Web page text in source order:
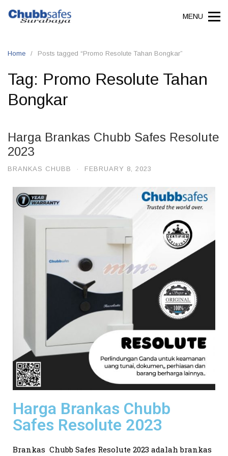
MENU
Home Posts tagged “Promo Resolute Tahan Bongkar”
Tag: Promo Resolute Tahan
Bongkar
Harga Brankas Chubb Safes Resolute
2023
BRANKAS CHUBB · FEBRUARY 8, 2023
Harga Brankas Chubb
Safes Resolute 2023
Brankas Chubb Safes Resolute 2023 adalah brankas